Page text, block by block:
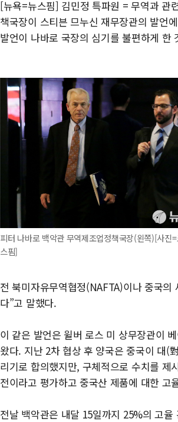
[뉴욕=뉴스핌] 김민정 특파원 =무역과 관
책국장이 스티븐 므누신 재무장관의 발언
발언이 나바로 국장의 심기를 불편하게 한
피터 나바로 백악관 무역제조업정책국장(왼쪽)[사진
스핌]
전 북미자유무역협정(NAFTA)이나 중국
다”고 말했다.
이 같은 발언은 윌버 로스 미 상무장관이
왔다. 지난 2차 협상 후 양국은 중국이 대(
리기로 합의했지만, 구체적으로 수치를 제
전이라고 평가하고 중국산 제품에 대한 고
전날 백악관은 내달 15일까지 25%의 고